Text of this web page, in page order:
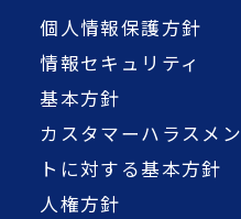
個人情報保護方針
情報セキュリティ
基本方針
カスタマーハラスメン
トに対する基本方針
人権方針